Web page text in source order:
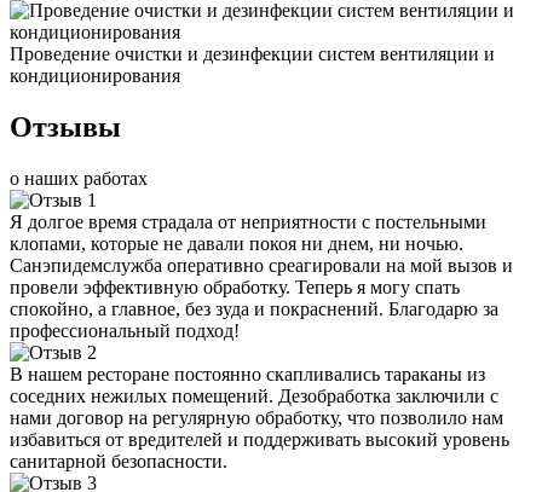
Проведение очистки и дезинфекции систем вентиляции и
кондиционирования
Отзывы
о наших работах
Я долгое время страдала от неприятности с постельными
клопами, которые не давали покоя ни днем, ни ночью.
Санэпидемслужба оперативно среагировали на мой вызов и
провели эффективную обработку. Теперь я могу спать
спокойно, а главное, без зуда и покраснений. Благодарю за
профессиональный подход!
В нашем ресторане постоянно скапливались тараканы из
соседних нежилых помещений. Дезобработка заключили с
нами договор на регулярную обработку, что позволило нам
избавиться от вредителей и поддерживать высокий уровень
санитарной безопасности.